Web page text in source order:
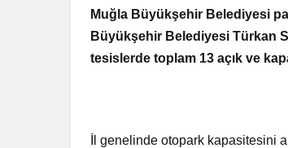
Muğla Büyükşehir Belediyesi
Büyükşehir Belediyesi Türkan
tesislerde toplam 13 açık ve
İl genelinde otopark kapasitesini